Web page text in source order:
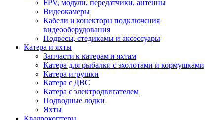
FPV, модули, передатчики, антенны
Видеокамеры
Кабели и конекторы подключения
видеооборудования
Подвесы, стедикамы и аксессуары
Катера и яхты
Запчасти к катерам и яхтам
Катера для рыбалки с эхолотами и кормушками
Катера игрушки
Катера с ДВС
Катера с электродвигателем
Подводные лодки
Яхты
Квадрокоптеры